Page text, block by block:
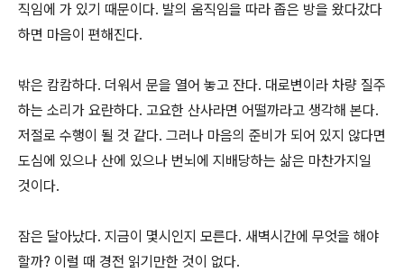
직임에 가 있기 때문이다. 발의 움직임을 따라 좁은 방을 왔다갔다
하면 마음이 편해진다.
밖은 캄캄하다. 더워서 문을 열어 놓고 잔다. 대로변이라 차량 질주
하는 소리가 요란하다. 고요한 산사라면 어떨까라고 생각해 본다.
저절로 수행이 될 것 같다. 그러나 마음의 준비가 되어 있지 않다면
도심에 있으나 산에 있으나 번뇌에 지배당하는 삶은 마찬가지일
것이다.
잠은 달아났다. 지금이 몇시인지 모른다. 새벽시간에 무엇을 해야
할까? 이럴 때 경전 읽기만한 것이 없다.